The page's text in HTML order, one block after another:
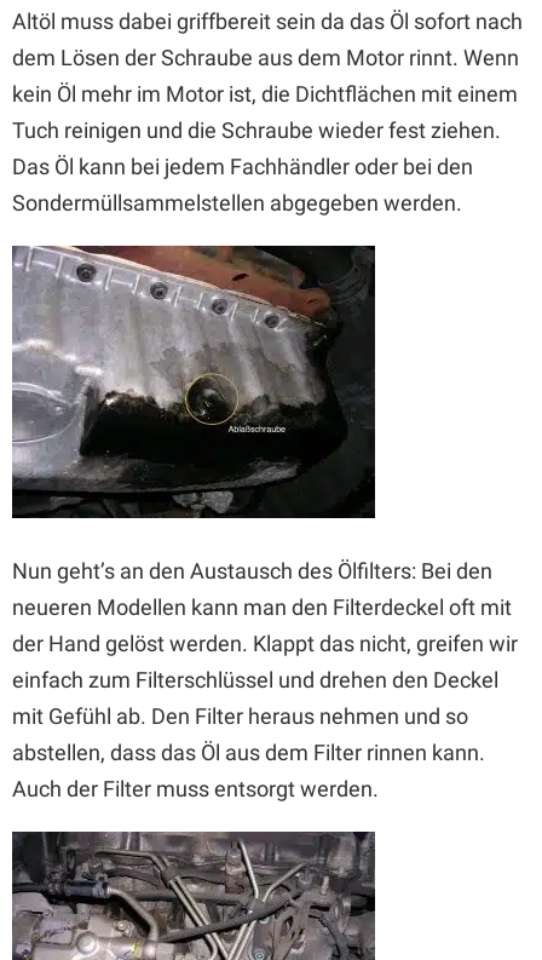
Altöl muss dabei griffbereit sein da das Öl sofort nach
dem Lösen der Schraube aus dem Motor rinnt. Wenn
kein Öl mehr im Motor ist, die Dichtflächen mit einem
Tuch reinigen und die Schraube wieder fest ziehen.
Das Öl kann bei jedem Fachhändler oder bei den
Sondermüllsammelstellen abgegeben werden.
Nun geht’s an den Austausch des Ölfilters: Bei den
neueren Modellen kann man den Filterdeckel oft mit
der Hand gelöst werden. Klappt das nicht, greifen wir
einfach zum Filterschlüssel und drehen den Deckel
mit Gefühl ab. Den Filter heraus nehmen und so
abstellen, dass das Öl aus dem Filter rinnen kann.
Auch der Filter muss entsorgt werden.